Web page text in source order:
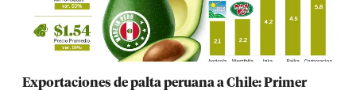
Exportaciones de palta peruana a Chile: Primer